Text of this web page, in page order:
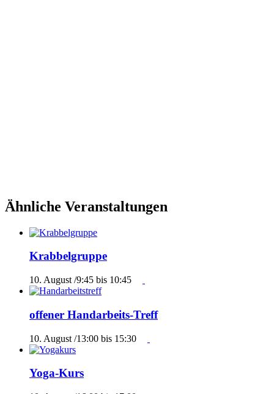
Ähnliche Veranstaltungen
Krabbelgruppe
10. August /9:45 bis 10:45
offener Handarbeits-Treff
10. August /13:00 bis 15:30
Yoga-Kurs